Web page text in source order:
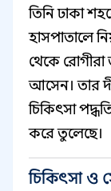
তিনি ঢাকা
হাসপাতালে
থেকে রোগীরা
আসেন। তার
চিকিৎসা
করে তুলেছে।
চিকিৎসা ও